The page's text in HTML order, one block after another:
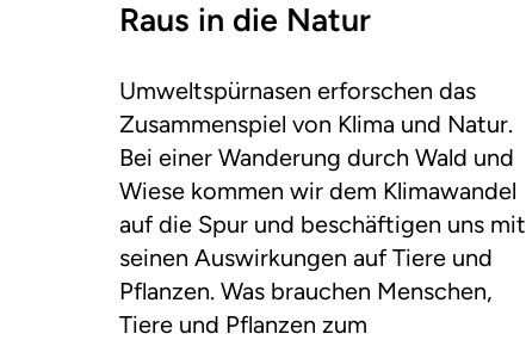
Raus in die Natur
Umweltspürnasen erforschen das
Zusammenspiel von Klima und Natur.
Bei einer Wanderung durch Wald und
Wiese kommen wir dem Klimawandel
auf die Spur und beschäftigen uns mit
seinen Auswirkungen auf Tiere und
Pflanzen. Was brauchen Menschen,
Tiere und Pflanzen zum